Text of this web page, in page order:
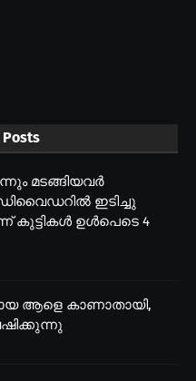
മടങ്ങിയവർ
ഇടിച്ചു
കുട്ടികൾ ഉൾപെടെ 4
ആളെ കാണാതായി,